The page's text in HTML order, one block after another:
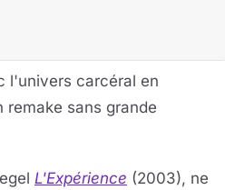
l'univers carcéral en
sans grande
L'Expérience (2003), ne